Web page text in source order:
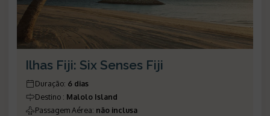
Ilhas Fiji: Six Senses Fiji
Duração: 6 dias
Destino : Malolo Island
Passagem Aérea: não inclusa